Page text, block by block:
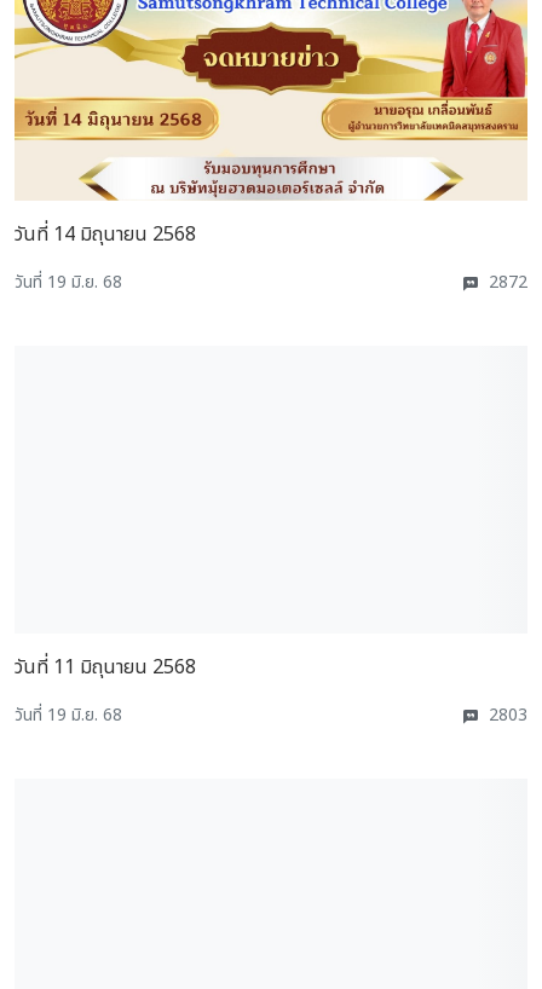
วันที่ 14 มิถุนายน 2568
วันที่ 19 มิ.ย. 68 2872
วันที่ 11 มิถุนายน 2568
วันที่ 19 มิ.ย. 68 2803